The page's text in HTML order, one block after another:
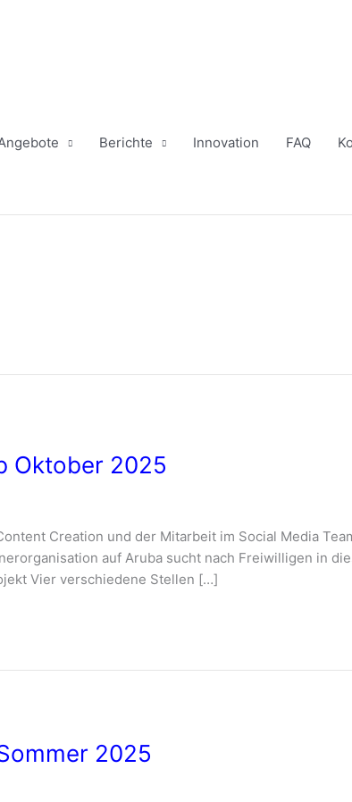
Berichte Innovation FAQ
Oktober 2025
Creation und der Mitarbeit im Social Media
auf Aruba sucht nach Freiwilligen in
Vier verschiedene Stellen […]
2025